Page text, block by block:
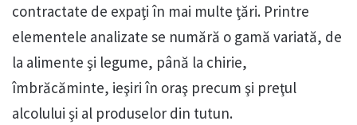
contractate de expaţi în mai multe ţări. Printre
elementele analizate se numără o gamă variată, de
la alimente şi legume, până la chirie,
îmbrăcăminte, ieşiri în oraş precum şi preţul
alcolului şi al produselor din tutun.